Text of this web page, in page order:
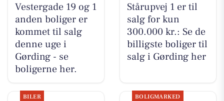
Vestergade 19 og 1
anden boliger er
kommet til salg
denne uge i
Gørding - se
boligerne her.
Stårupvej 1 er til
salg for kun
300.000 kr.: Se de
billigste boliger til
salg i Gørding her
BILER BOLIGMARKED